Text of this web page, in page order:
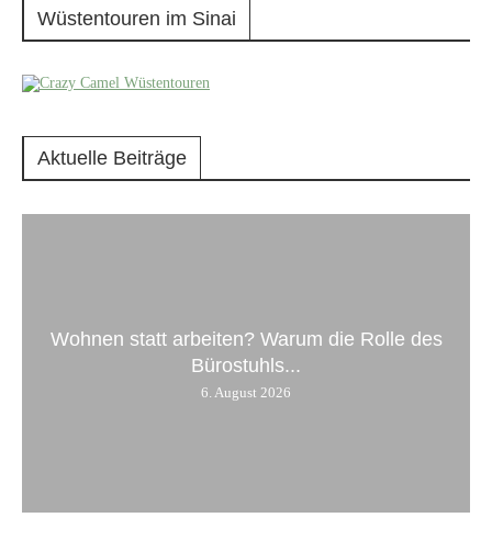
Wüstentouren im Sinai
Aktuelle Beiträge
Wohnen statt arbeiten? Warum die Rolle des
Bürostuhls...
6. August 2026